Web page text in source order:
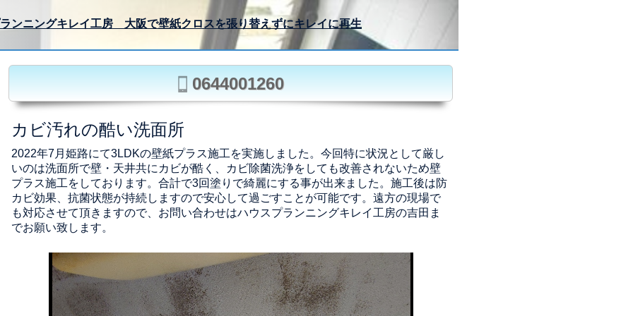
ンニングキレイ工房 大阪で壁紙クロスを張り替えずにキレイに再生
0644001260
カビ汚れの酷い洗面所
2022年7月姫路にて3LDKの壁紙プラス施工を実施しました。今回特に状況として厳し
いのは洗面所で壁・天井共にカビが酷く、カビ除菌洗浄をしても改善されないため壁
プラス施工をしております。合計で3回塗りで綺麗にする事が出来ました。施工後は防
カビ効果、抗菌状態が持続しますので安心して過ごすことが可能です。遠方の現場で
も対応させて頂きますので、お問い合わせはハウスプランニングキレイ工房の吉田ま
でお願い致します。